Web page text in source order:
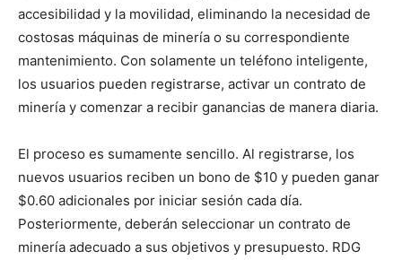
accesibilidad y la movilidad, eliminando la necesidad de
costosas máquinas de minería o su correspondiente
mantenimiento. Con solamente un teléfono inteligente,
los usuarios pueden registrarse, activar un contrato de
minería y comenzar a recibir ganancias de manera diaria.
El proceso es sumamente sencillo. Al registrarse, los
nuevos usuarios reciben un bono de $10 y pueden ganar
$0.60 adicionales por iniciar sesión cada día.
Posteriormente, deberán seleccionar un contrato de
minería adecuado a sus objetivos y presupuesto. RDG